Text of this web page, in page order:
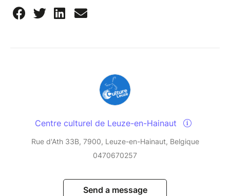
Centre culturel de Leuze-en-Hainaut
Rue d'Ath 33B, 7900, Leuze-en-Hainaut, Belgique
0470670257
Send a message